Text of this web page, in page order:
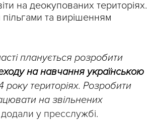
на деокупованих територіях.
та вирішенням
планується розробити
на навчання українською
року територіях. Розробити
на звільнених
у пресслужбі.